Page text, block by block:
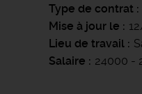
Type de contrat
Mise à jour le
Lieu de travail
Salaire
24000 -